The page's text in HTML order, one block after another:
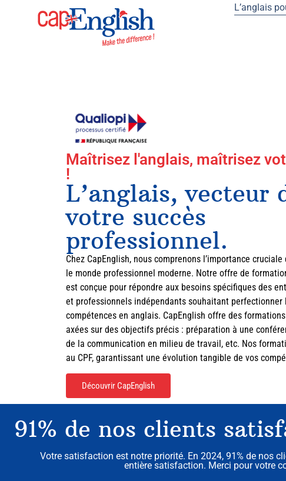
L’anglais
Maîtrisez l'anglais, maîtrisez
!
L’anglais, vecteur
votre succès
professionnel.
Chez CapEnglish, nous comprenons l’importance cruciale
le monde professionnel moderne. Notre offre de
est conçue pour répondre aux besoins spécifiques des
et professionnels indépendants souhaitant perfectionner
compétences en anglais. CapEnglish offre des
axées sur des objectifs précis : préparation à une
de la communication en milieu de travail, etc. Nos
au CPF, garantissant une évolution tangible de vos
Découvrir CapEnglish
91% de nos clients
Votre satisfaction est notre priorité. En 2024, 91% de nos
entière satisfaction. Merci pour votre